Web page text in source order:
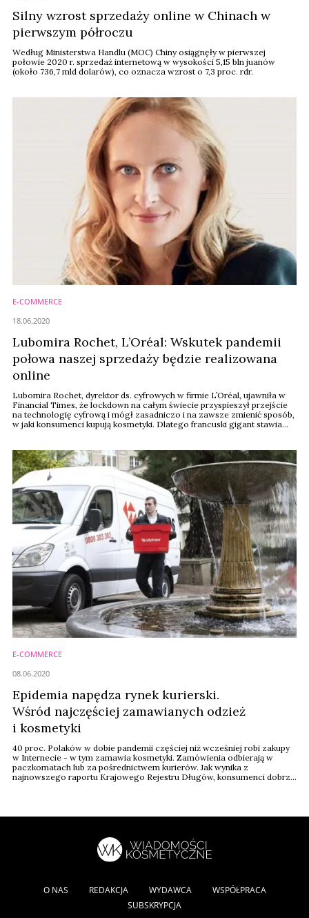
Silny wzrost sprzedaży online w Chinach w
pierwszym półroczu
Według Ministerstwa Handlu (MOC) Chiny osiągnęły w pierwszej
połowie 2020 r. sprzedaż internetową w wysokości 5,15 bln juanów
(około 736,7 mld dolarów), co oznacza wzrost o 7,3 proc. rdr.
E-COMMERCE
Lubomira Rochet, L’Oréal: Wskutek pandemii
połowa naszej sprzedaży będzie realizowana
online
Lubomira Rochet, dyrektor ds. cyfrowych w firmie L’Oréal, ujawniła w
Financial Times, że lockdown na całym świecie przyspieszył przejście
na technologię cyfrową i mógł zasadniczo i na zawsze zmienić sposób,
w jaki konsumenci kupują kosmetyki. Dlatego francuski gigant stawia
18.06.2020
E-COMMERCE
Epidemia napędza rynek kurierski.
Wśród najczęściej zamawianych odzież
i kosmetyki
40 proc. Polaków w dobie pandemii częściej niż wcześniej robi zakupy
w Internecie - w tym zamawia kosmetyki. Zamówienia odbierają w
paczkomatach lub za pośrednictwem kurierów. Jak wynika z
najnowszego raportu Krajowego Rejestru Długów, konsumenci dobrze
08.06.2020
O NAS REDAKCJA WYDAWCA
WSPÓŁPRACA
SUBSKRYPCJA